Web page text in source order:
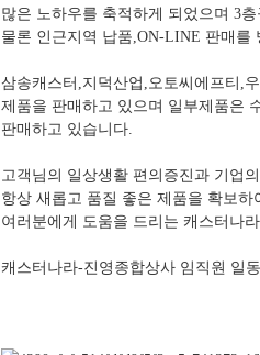
많은 노하우를 축적하게 되었으며 3
물론 인근지역 납품,ON-LINE 판매를
삼송캐스터,지덕산업,오토씨에프티,
제품을 판매하고 있으며 일부제품은
판매하고 있습니다.
고객님의 일상생활 편의증진과 기업
항상 새롭고 품질 좋은 제품을 확보
여러분에게 도움을 드리는 캐스터나
캐스터나라-진영종합상사 임직원 일동